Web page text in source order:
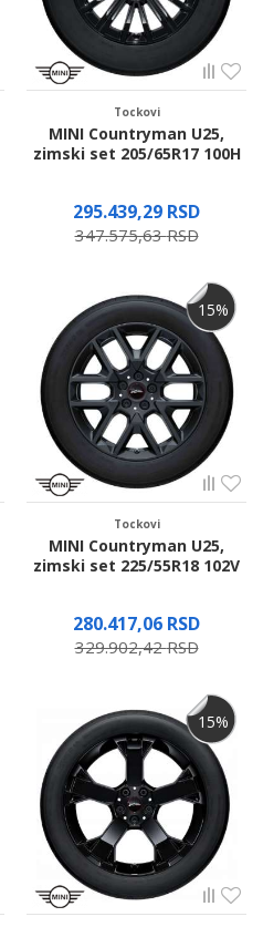
Tockovi
MINI Countryman U25,
zimski set 205/65R17 100H
295.439,29 RSD
347.575,63RSD
15%
Tockovi
MINI Countryman U25,
zimski set 225/55R18 102V
280.417,06 RSD
329.902,42RSD
15%